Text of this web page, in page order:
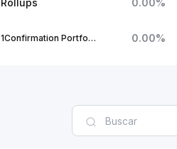
Rollups 0.00%
1Confirmation Portfolio 0.00%